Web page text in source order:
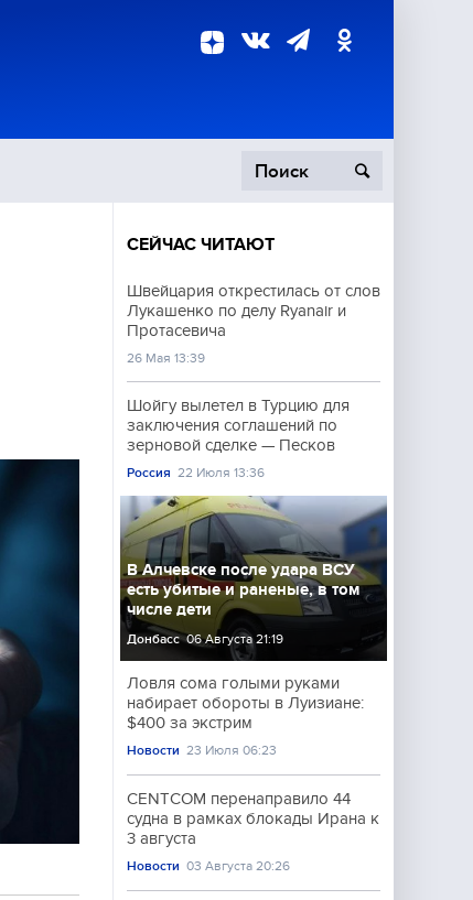
СЕЙЧАС ЧИТАЮТ
Швейцария открестилась от слов
Лукашенко по делу Ryanair и
Протасевича
26 Мая 13:39
Шойгу вылетел в Турцию для
заключения соглашений по
зерновой сделке — Песков
Россия 22 Июля 13:36
В Алчевске после удара ВСУ
есть убитые и раненые, в том
числе дети
Донбасс 06 Августа 21:19
Ловля сома голыми руками
набирает обороты в Луизиане:
$400 за экстрим
Новости 23 Июля 06:23
CENTCOM перенаправило 44
судна в рамках блокады Ирана к
3 августа
Новости 03 Августа 20:26